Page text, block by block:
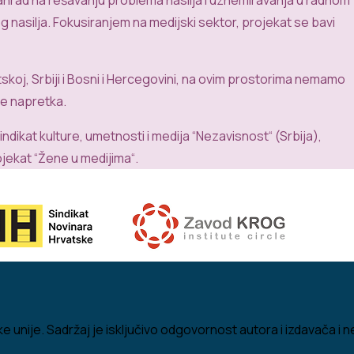
nasilja.Fokusiranjemnamedijskisektor, projekatse bavi
oj, SrbijiiBosniiHercegovini, naovim prostorimanemamo
napretka.
kulture, umetnostiimedija“Nezavisnost“ (Srbija),
“Ženeumedijima“.
unije. Sadržaj je isključivo odgovornost autora i izdavača i